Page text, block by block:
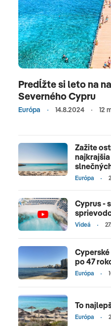
Predĺžte si leto na
Severného Cypru
Európa 14.8.2024 12
Zažite
Európa
Cyprus -
Videá
po 47
Európa
To
Európa